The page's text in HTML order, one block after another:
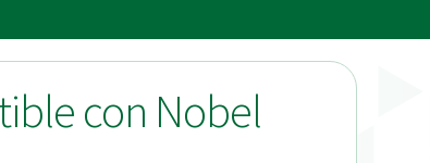
con Nobel